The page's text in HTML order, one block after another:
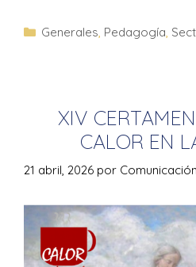
Generales, Pedagogía,
XIV
CALOR EN
21 abril, 2026 por